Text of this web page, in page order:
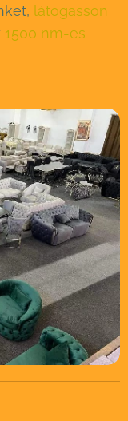
látogasson
1500 nm-es